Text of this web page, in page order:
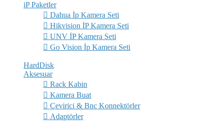
iP Paketler
Dahua İp Kamera Seti
Hikvision İP Kamera Seti
UNV İP Kamera Seti
Go Vision İp Kamera Seti
HardDisk
Aksesuar
Rack Kabin
Kamera Buat
Çevirici & Bnc Konnektörler
Adaptörler